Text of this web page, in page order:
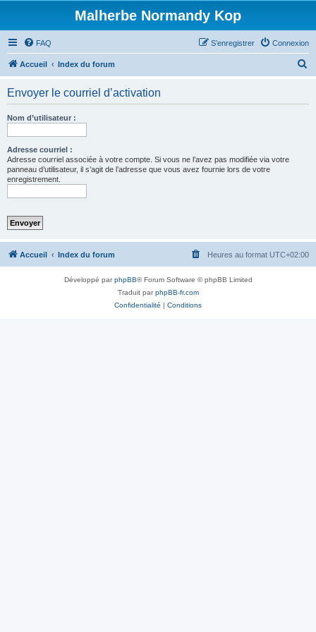
Malherbe Normandy Kop
FAQ Connexion
S’enregistrer
Accueil Index du forum
Envoyer le courriel d’activation
Nom d’utilisateur :
Adresse courriel :
Adresse courriel associée à votre compte. Si vous ne l’avez pas modifiée via votre
panneau d’utilisateur, il s’agit de l’adresse que vous avez fournie lors de votre
enregistrement.
Accueil Index du forum Heures au format UTC+02:00
Développé parphpBB® Forum Software © phpBB Limited
Traduit parphpBB-fr.com
Confidentialité | Conditions